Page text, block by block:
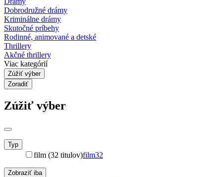
Dobrodružné drámy
Kriminálne drámy
Skutočné príbehy
Rodinné, animované a detské
Thrillery
Akčné thrillery
Viac kategórií
Zúžiť výber
Zoradiť
Zúžiť výber
Typ
film (32 titulov)film32
Zobraziť iba